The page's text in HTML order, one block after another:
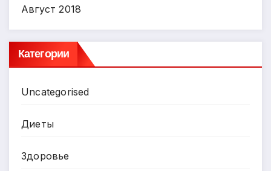
Август 2018
Категории
Uncategorised
Диеты
Здоровье